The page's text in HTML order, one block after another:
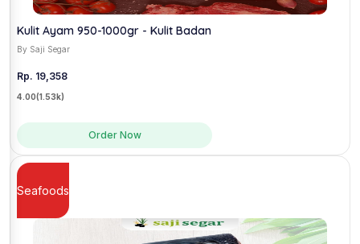
Kulit Ayam 950-1000gr - Kulit Badan
By Saji Segar
Rp. 19,358
4.00(1.53k)
Order Now
Seafoods